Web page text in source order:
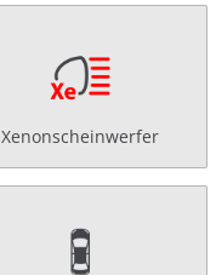
Xenonscheinwerfer